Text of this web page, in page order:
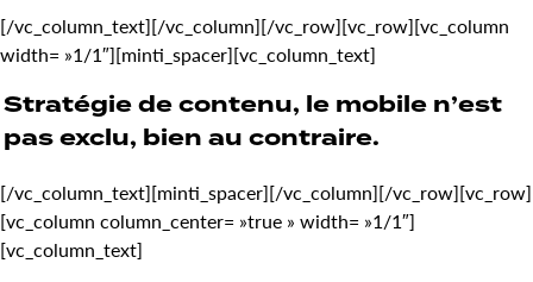
[/vc_column_text][/vc_column][/vc_row][vc_row][vc_column
width= »1/1″][minti_spacer][vc_column_text]
Stratégie de contenu, le mobile n’est
pas exclu, bien au contraire.
[/vc_column_text][minti_spacer][/vc_column][/vc_row][vc_row]
[vc_column column_center= »true » width= »1/1″]
[vc_column_text]